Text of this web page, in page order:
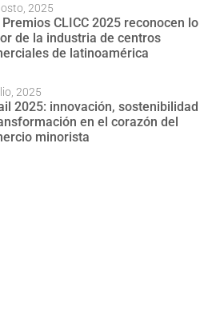
Premios CLICC 2025 reconocen lo
de la industria de centros
de latinoamérica
2025
2025: innovación, sostenibilidad
en el corazón del
minorista
2025